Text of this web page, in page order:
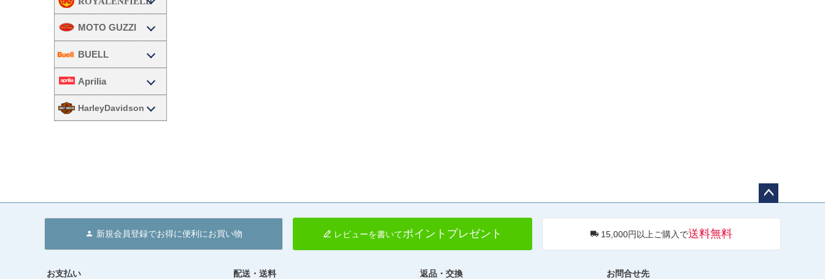
MOTO GUZZI
BUELL
Aprilia
HarleyDavidson
へ
新規会員登録でお得に便利にお買い物 レビューを書いてポイントプレゼント 15,000円以上ご購入で送料無料
お支払い 配送・送料 返品・交換 お問合せ先